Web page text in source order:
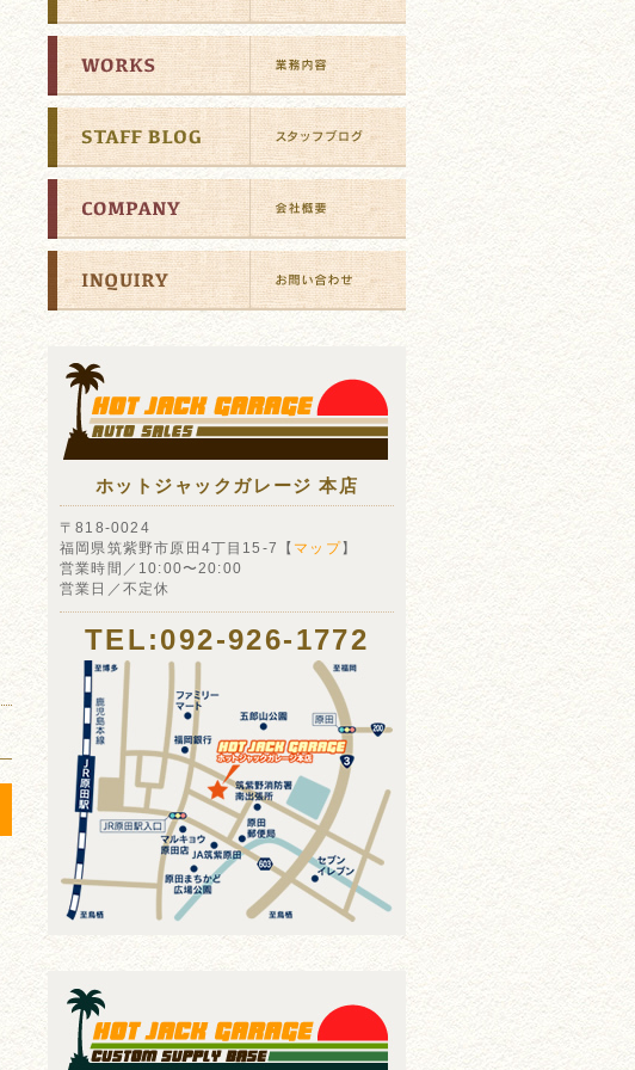
ホットジャックガレージ 本店
〒818-0024
福岡県筑紫野市原田4丁目15-7【 マップ】
営業時間／10:00〜20:00
営業日／不定休
TEL:092-926-1772